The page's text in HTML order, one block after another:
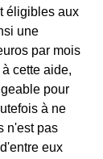
éligibles aux
une
par mois
cette aide,
pour
à ne
n'est pas
eux